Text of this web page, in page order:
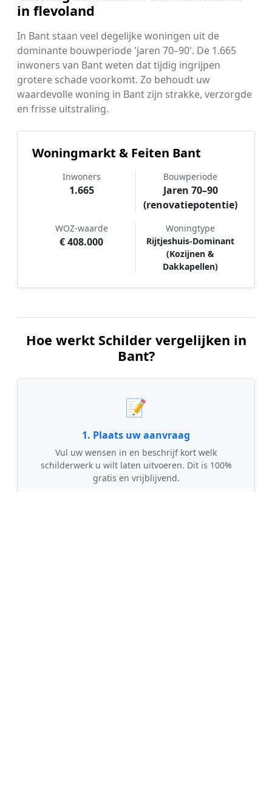
in flevoland
In Bant staan veel degelijke woningen uit de
dominante bouwperiode 'jaren 70–90'. De 1.665
inwoners van Bant weten dat tijdig ingrijpen
grotere schade voorkomt. Zo behoudt uw
waardevolle woning in Bant zijn strakke, verzorgde
en frisse uitstraling.
Woningmarkt & Feiten Bant
Inwoners
1.665
Bouwperiode
Jaren 70–90
(renovatiepotentie)
WOZ-waarde
€ 408.000
Woningtype
Rijtjeshuis-Dominant
(Kozijnen &
Dakkapellen)
Hoe werkt Schilder vergelijken in
Bant?
📝
1. Plaats uw aanvraag
Vul uw wensen in en beschrijf kort welk
schilderwerk u wilt laten uitvoeren. Dit is 100%
gratis en vrijblijvend.